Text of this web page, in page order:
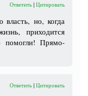
Ответить |Цитировать
но, когда
приходится
помогли! Прямо-
Ответить |Цитировать